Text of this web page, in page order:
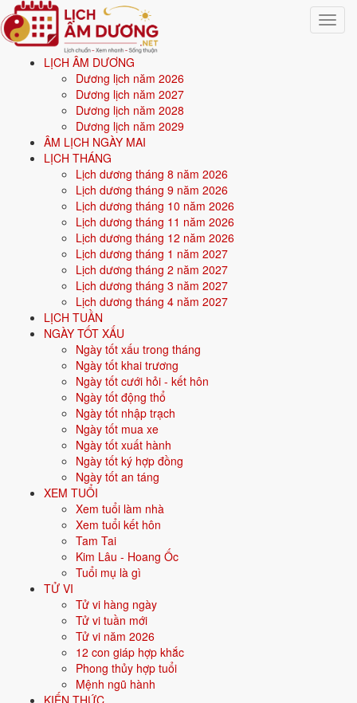
Toggle
LỊCH ÂM DƯƠNG
Dương lịch năm 2026
Dương lịch năm 2027
Dương lịch năm 2028
Dương lịch năm 2029
ÂM LỊCH NGÀY MAI
LỊCH THÁNG
Lịch dương tháng 8 năm 2026
Lịch dương tháng 9 năm 2026
Lịch dương tháng 10 năm 2026
Lịch dương tháng 11 năm 2026
Lịch dương tháng 12 năm 2026
Lịch dương tháng 1 năm 2027
Lịch dương tháng 2 năm 2027
Lịch dương tháng 3 năm 2027
Lịch dương tháng 4 năm 2027
LỊCH TUẦN
NGÀY TỐT XẤU
Ngày tốt xấu trong tháng
Ngày tốt khai trương
Ngày tốt cưới hỏi - kết hôn
Ngày tốt động thổ
Ngày tốt nhập trạch
Ngày tốt mua xe
Ngày tốt xuất hành
Ngày tốt ký hợp đồng
Ngày tốt an táng
XEM TUỔI
Xem tuổi làm nhà
Xem tuổi kết hôn
Tam Tai
Kim Lâu - Hoang Ốc
Tuổi mụ là gì
TỬ VI
Tử vi hàng ngày
Tử vi tuần mới
Tử vi năm 2026
12 con giáp hợp khắc
Phong thủy hợp tuổi
Mệnh ngũ hành
KIẾN THỨC
Trang chủ
Văn khấn
Văn khấn Mùng 1 Tết (cúng gia tiên ngày đầu năm)
Văn khấn Mùng 1 Tết (cúng
gia tiên ngày đầu năm)
Cúng Mùng 1 Tết vào sáng sớm, tốt nhất giờ Thìn hoặc Tỵ. Lễ gồm
mâm cỗ Tết dâng thần linh và gia tiên. Khấn thần linh trước, gia tiên
sau, cầu một năm mới bình an.
Dịp cúng: Mùng 1 Tết
Mùng 1 Tết
Phân loại
Tết & cuối năm
Cúng Mùng 1 Tết có ý nghĩa gì?
Mùng 1 Tết là ngày đầu năm mới theo âm lịch, mở đầu cho cả năm.
Gia đình cúng để mời tổ tiên về ăn Tết cùng con cháu. Lễ cũng là dịp
tạ ơn thần linh, Thổ công đã che chở năm cũ. Nhiều nhà tin ngày
mùng 1 suôn sẻ thì cả năm hanh thông. Vì vậy cần giữ không khí vui
vẻ, tránh cãi vã.
Cúng Mùng 1 Tết ngày giờ nào
Cúng Mùng 1 Tết vào buổi sáng, sau khi xông đất. Nên cúng trước khi
đi chúc Tết họ hàng. Giờ đẹp thường là giờ Thìn hoặc Tỵ, khoảng 7h
đến 11h. Gia đình bận có thể cúng muộn hơn, miễn trong ngày mùng
Giờ đẹp: giờ Thìn (7h-9h) hoặc giờ Tỵ (9h-11h).
Nên cúng trước khi đi chúc Tết hoặc ra ngoài xuất hành.
Khấn thần linh, Thổ công trước, gia tiên sau.